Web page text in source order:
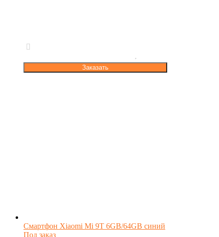
Заказать
Смартфон Xiaomi Mi 9T 6GB/64GB синий
Под заказ